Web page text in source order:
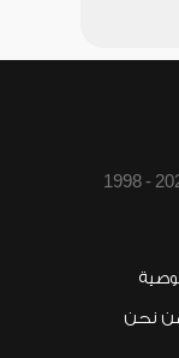
جميع الحقوق محفوظة © 2026 - 1998
نحن